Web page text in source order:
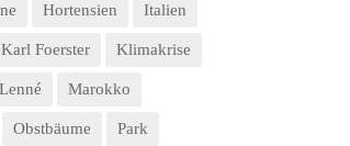
Hortensien Italien
Karl Foerster Klimakrise
Lenné Marokko
Obstbäume Park